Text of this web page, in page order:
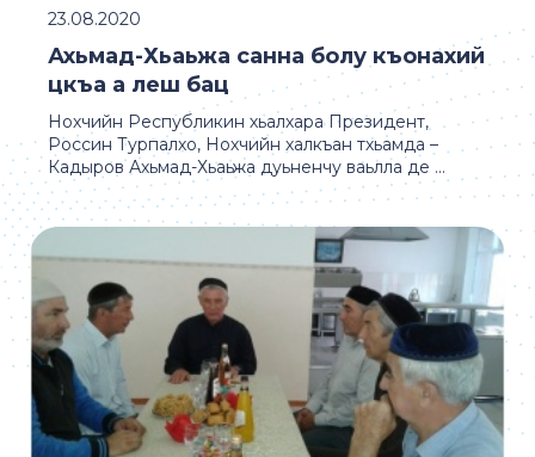
Нохчийн Республикин хьалхара Президент,
Россин Турпалхо, Нохчийн халкъан тхьамда –
Кадыров Ахьмад-Хьаьжа дуьненчу ваьлла де ...
Ахьмад-Хьаьжа санна болу къонахий
цкъа а леш бац
23.08.2020